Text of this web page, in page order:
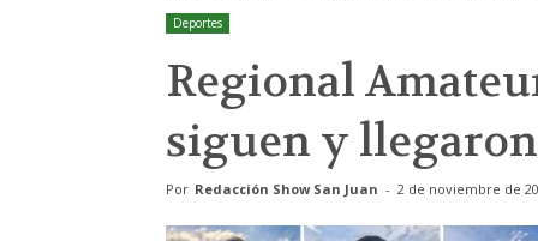
Deportes
Regional
siguen y
Por Redacción Show San Juan - 2 de noviembre de